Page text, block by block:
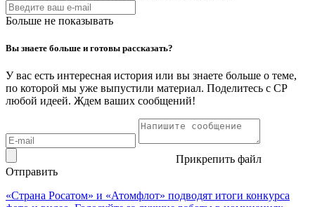
Больше не показывать
Вы знаете больше и готовы рассказать?
У вас есть интересная история или вы знаете больше о теме,
по которой мы уже выпустили материал. Поделитесь с СР
любой идеей. Ждем ваших сообщений!
Прикрепить файл
Отправить
«Страна Росатом» и «Атомфлот» подводят итоги конкурса